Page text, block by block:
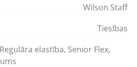
Wilson Staff
Tiesības
Regulāra elastība, Senior Flex,